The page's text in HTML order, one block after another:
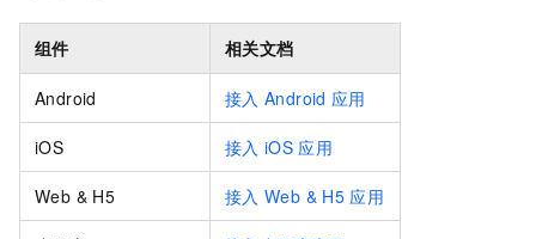
组件 相关文档
Android 接入 Android 应用
iOS 接入 iOS 应用
Web & H5 接入 Web & H5 应用